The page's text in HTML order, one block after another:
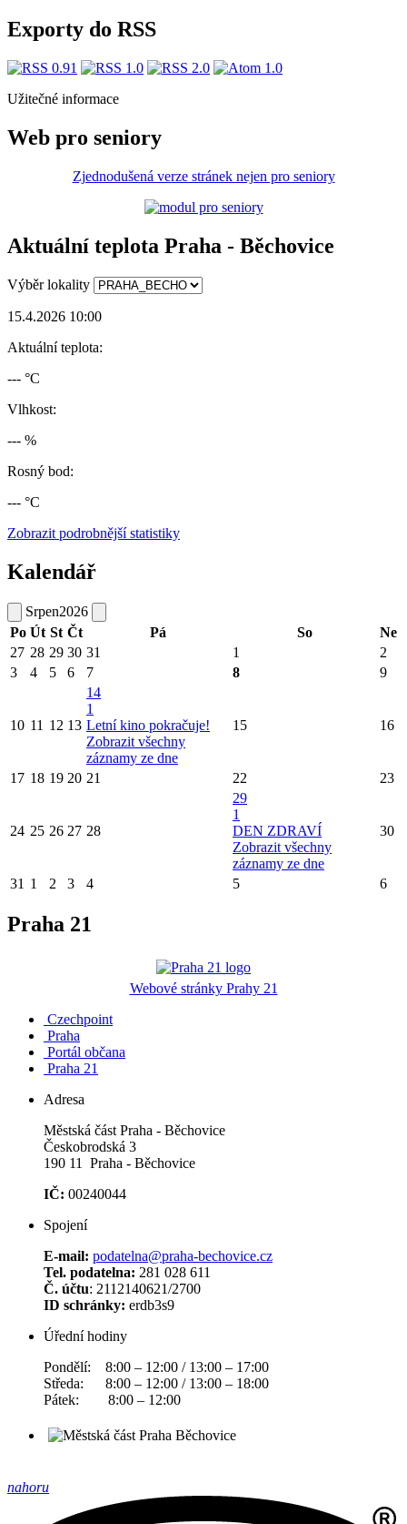
Exporty do RSS
Užitečné informace
Web pro seniory
Zjednodušená verze stránek nejen pro seniory
Aktuální teplota Praha - Běchovice
Výběr lokality
15.4.2026 10:00
Aktuální teplota:
--- °C
Vlhkost:
--- %
Rosný bod:
--- °C
Zobrazit podrobnější statistiky
Kalendář
Srpen2026
Po Út St Čt Pá So
Ne
27 28 29 30 31 1
2
3
4 5 6 7 8 9
10 11 12 13
14
1
Letní kino pokračuje!
Zobrazit všechny
záznamy ze dne
15 16
17 18 19 20 21 22 23
24 25 26 27 28
29
1
DEN ZDRAVÍ
Zobrazit všechny
záznamy ze dne
30
31 1 2 3 4 5 6
Praha 21
Webové stránky Prahy 21
Czechpoint
Praha
Portál občana
Praha 21
Adresa
Městská část Praha - Běchovice
Českobrodská 3
190 11 Praha - Běchovice
IČ: 00240044
Spojení
E-mail: podatelna@praha-bechovice.cz
Tel. podatelna: 281 028 611
Č. účtu: 2112140621/2700
ID schránky: erdb3s9
Úřední hodiny
Pondělí: 8:00 – 12:00 / 13:00 – 17:00
Středa: 8:00 – 12:00 / 13:00 – 18:00
Pátek: 8:00 – 12:00
nahoru